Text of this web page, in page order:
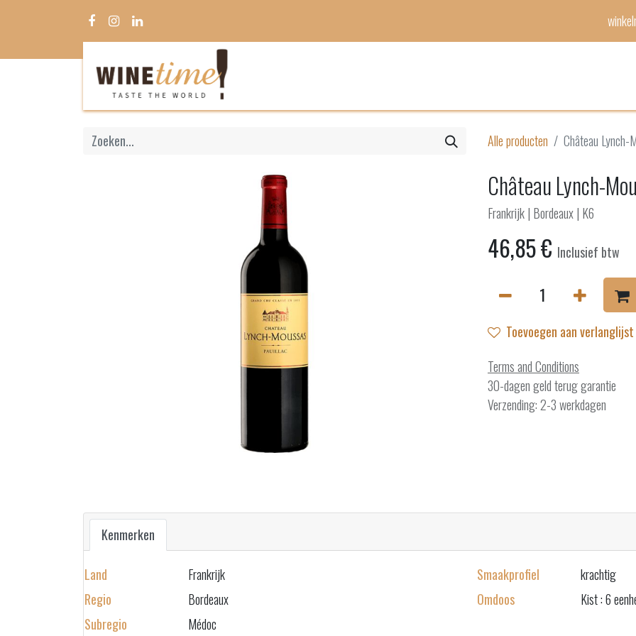
Alle producten Château
Château Lynch-
Frankrijk | Bordeaux | K6
46,85€ Inclusief btw
Toevoegen aan verlanglijst
Terms and Conditions
30-dagen geld terug garantie
Verzending: 2-3 werkdagen
Kenmerken
Land
Frankrijk
Regio
Bordeaux
Subregio
Médoc
Smaakprofiel
krachtig
Omdoos
Kist : 6